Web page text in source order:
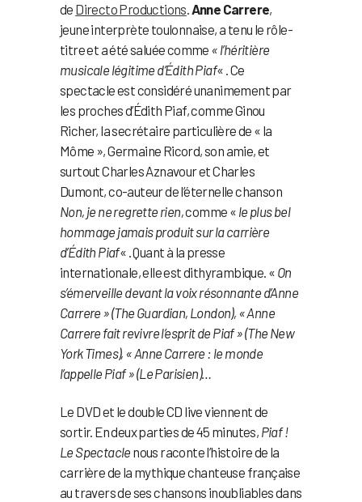
de Directo Productions.Anne Carrere,
jeune interprète toulonnaise, a tenu le rôle-
titre et a été saluée comme « l’héritière
musicale légitime d’Édith Piaf« . Ce
spectacle est considéré unanimement par
les proches d’Édith Piaf, comme Ginou
Richer, la secrétaire particulière de « la
Môme », Germaine Ricord, son amie, et
surtout Charles Aznavour et Charles
Dumont, co-auteur de l’éternelle chanson
Non, je ne regrette rien,comme « le plus bel
hommage jamais produit sur la carrière
d’Édith Piaf« . Quant à la presse
internationale, elle est dithyrambique. « On
s’émerveille devant la voix résonnante d’Anne
Carrere » (The Guardian, London), « Anne
Carrere fait revivre l’esprit de Piaf » (The New
York Times), « Anne Carrere : le monde
l’appelle Piaf » (Le Parisien)…
Le DVD et le double CD live viennent de
sortir. En deux parties de 45 minutes, Piaf !
Le Spectacle nous raconte l’histoire de la
carrière de la mythique chanteuse française
au travers de ses chansons inoubliables dans